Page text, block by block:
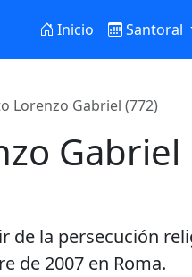
Inicio Santoral
Lorenzo Gabriel (772)
Gabriel
de la persecución
de 2007 en Roma.